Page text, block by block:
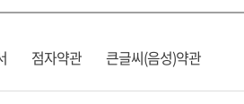
점자약관 큰글씨(음성)약관